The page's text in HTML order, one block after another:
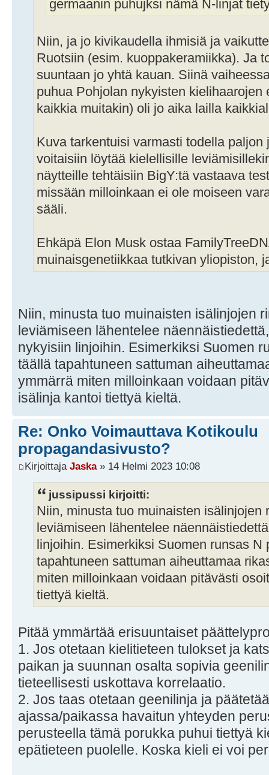
germaanin puhujksi nämä N-linjat
Niin, ja jo kivikaudella ihmisiä ja
Ruotsiin (esim. kuoppakeramiikka). Ja
suuntaan jo yhtä kauan. Siinä
puhua Pohjolan nykyisten
kaikkia muitakin) oli jo aika lailla
Kuva tarkentuisi varmasti todella paljon
voitaisiin löytää kielellisille
näytteille tehtäisiin BigY:tä vastaava
missään milloinkaan ei ole moiseen
sääli.
Ehkäpä Elon Musk ostaa
muinaisgenetiikkaa tutkivan yliopiston,
Niin, minusta tuo muinaisten isälinjojen
leviämiseen lähentelee
nykyisiin linjoihin. Esimerkiksi Suomen
täällä tapahtuneen sattuman
ymmärrä miten milloinkaan voidaan
isälinja kantoi tiettyä kieltä.
Re: Onko Voimauttava Kotikoulu
propagandasivusto?
Kirjoittaja Jaska» 14 Helmi 2023 10:08
jussipussi kirjoitti:
Niin, minusta tuo muinaisten isälinjojen
leviämiseen lähentelee
linjoihin. Esimerkiksi Suomen runsas
tapahtuneen sattuman aiheuttamaa
miten milloinkaan voidaan pitävästi
tiettyä kieltä.
Pitää ymmärtää erisuuntaiset
1. Jos otetaan kielitieteen tulokset ja
paikan ja suunnan osalta sopivia
tieteellisesti uskottava korrelaatio.
2. Jos taas otetaan geenilinja ja
ajassa/paikassa havaitun yhteyden
perusteella tämä porukka puhui tiettyä
epätieteen puolelle. Koska kieli ei voi